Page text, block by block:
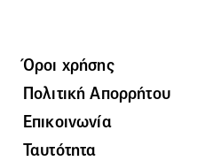
Όροι χρήσης
Πολιτική Απορρήτου
Επικοινωνία
Ταυτότητα